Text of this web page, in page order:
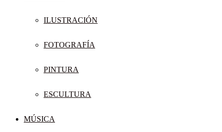
ILUSTRACIÓN
FOTOGRAFÍA
PINTURA
ESCULTURA
MÚSICA